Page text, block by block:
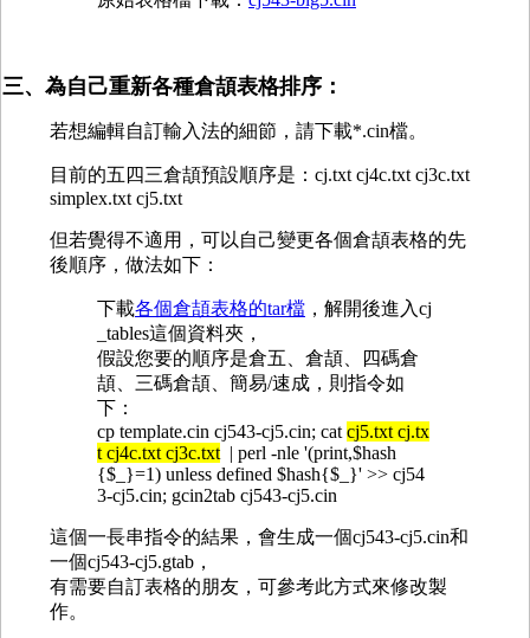
三、為自己重新各種倉頡表格排序：
若想編輯自訂輸入法的細節，請下載*.cin檔。
目前的五四三倉頡預設順序是：cj.txt cj4c.txt cj3c.txt
simplex.txt cj5.txt
但若覺得不適用，可以自己變更各個倉頡表格的先
後順序，做法如下：
下載各個倉頡表格的tar檔 ，解開後進入cj
_tables這個資料夾，
假設您要的順序是倉五、倉頡、四碼倉
頡、三碼倉頡、簡易/速成，則指令如
下：
cp template.cin cj543-cj5.cin; cat cj5.txt cj.tx
t cj4c.txt cj3c.txt | perl -nle '(print,$hash
{$_}=1) unless defined $hash{$_}' >> cj54
3-cj5.cin; gcin2tab cj543-cj5.cin
這個一長串指令的結果，會生成一個cj543-cj5.cin和
一個cj543-cj5.gtab，
有需要自訂表格的朋友，可參考此方式來修改製
作。